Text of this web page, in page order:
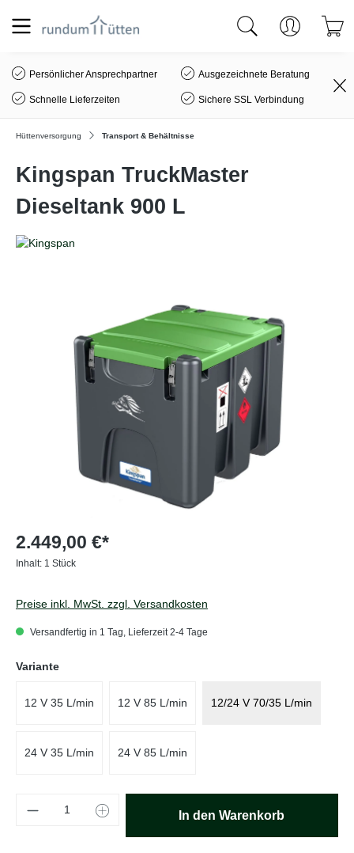
springen
Persönlicher Ansprechpartner Ausgezeichnete Beratung
Schnelle Lieferzeiten Sichere SSL Verbindung
Hüttenversorgung Transport & Behältnisse
Kingspan TruckMaster
Dieseltank 900 L
2.449,00 €*
Inhalt: 1 Stück
Preise inkl. MwSt. zzgl. Versandkosten
Versandfertig in 1 Tag, Lieferzeit 2-4 Tage
Varianteauswählen
12 V 35 L/min 12 V 85 L/min 12/24 V 70/35 L/min
24 V 35 L/min 24 V 85 L/min
Produkt Anzahl: Gib den gewünschten
In den Warenkorb